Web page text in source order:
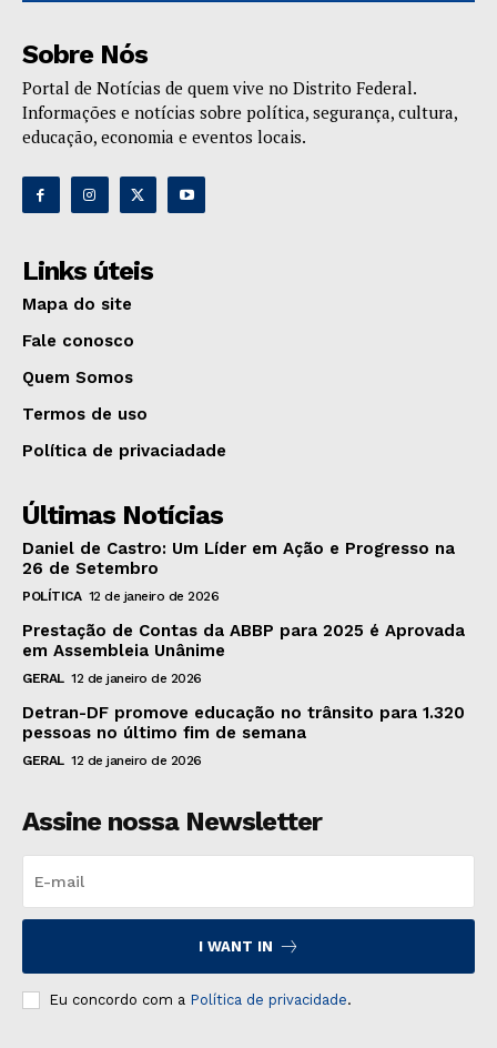
Sobre Nós
Portal de Notícias de quem vive no Distrito Federal.
Informações e notícias sobre política, segurança, cultura,
educação, economia e eventos locais.
Links úteis
Mapa do site
Fale conosco
Quem Somos
Termos de uso
Política de privaciadade
Últimas Notícias
Daniel de Castro: Um Líder em Ação e Progresso na
26 de Setembro
POLÍTICA 12 de janeiro de 2026
Prestação de Contas da ABBP para 2025 é Aprovada
em Assembleia Unânime
GERAL 12 de janeiro de 2026
Detran-DF promove educação no trânsito para 1.320
pessoas no último fim de semana
GERAL 12 de janeiro de 2026
Assine nossa Newsletter
I WANT IN
Eu concordo com a Política de privacidade.